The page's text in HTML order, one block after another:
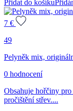
Přidat do košíku
7 €
49
Pelyněk mix,
0 hodnocení
Obsahuje hořčiny
pročištění střev....